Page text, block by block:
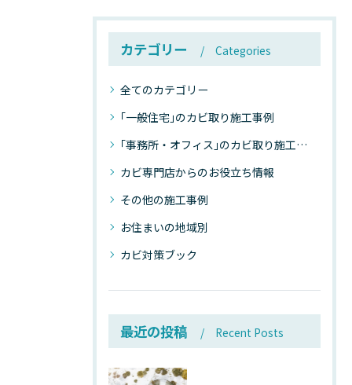
カテゴリー Categories
全てのカテゴリー
｢一般住宅｣のカビ取り施工事例
｢事務所・オフィス｣のカビ取り施工事例
カビ専門店からのお役立ち情報
その他の施工事例
お住まいの地域別
カビ対策ブック
最近の投稿 Recent Posts